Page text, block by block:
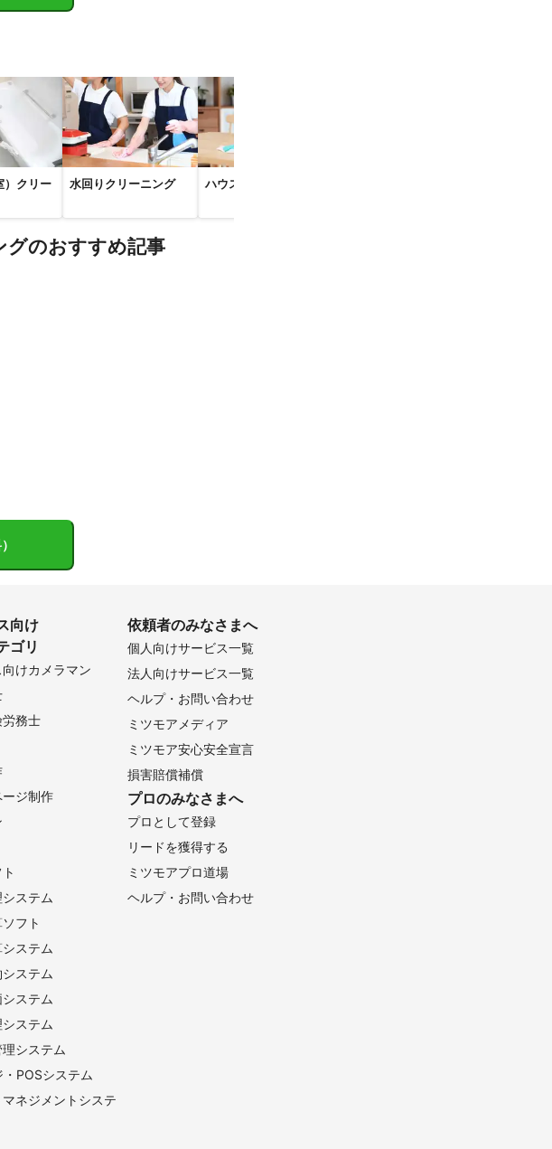
）クリー
水回りクリーニング ハウスクリーニング
グのおすすめ記事
向け
ゴリ
向けカメラマン
務士
ジ制作
ステム
フト
ステム
ステム
ステム
ステム
システム
・POSシステム
マネジメントシステ
依頼者のみなさまへ
個人向けサービス一覧
法人向けサービス一覧
ヘルプ・お問い合わせ
ミツモアメディア
ミツモア安心安全宣言
損害賠償補償
プロのみなさまへ
プロとして登録
リードを獲得する
ミツモアプロ道場
ヘルプ・お問い合わせ